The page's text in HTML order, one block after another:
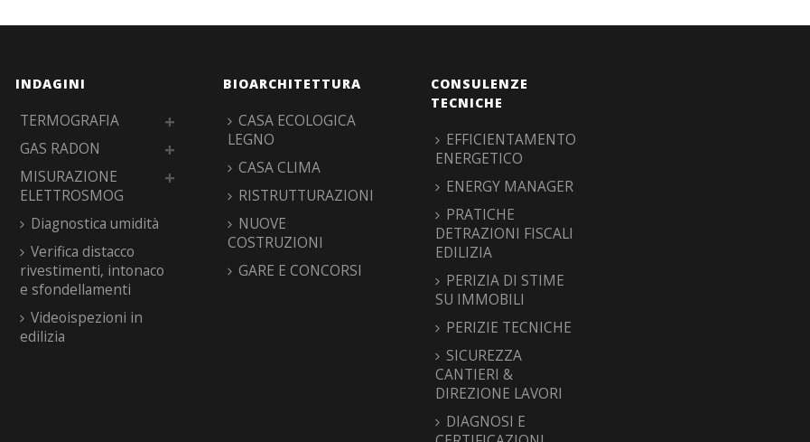
INDAGINI
TERMOGRAFIA
GAS RADON
MISURAZIONE
ELETTROSMOG
Diagnostica umidità
Verifica distacco
rivestimenti, intonaco
e sfondellamenti
Videoispezioni in
edilizia
BIOARCHITETTURA
CASA ECOLOGICA
LEGNO
CASA CLIMA
RISTRUTTURAZIONI
NUOVE
COSTRUZIONI
GARE E CONCORSI
CONSULENZE
TECNICHE
EFFICIENTAMENTO
ENERGETICO
ENERGY MANAGER
PRATICHE
DETRAZIONI FISCALI
EDILIZIA
PERIZIA DI STIME
SU IMMOBILI
PERIZIE TECNICHE
SICUREZZA
CANTIERI &
DIREZIONE LAVORI
DIAGNOSI E